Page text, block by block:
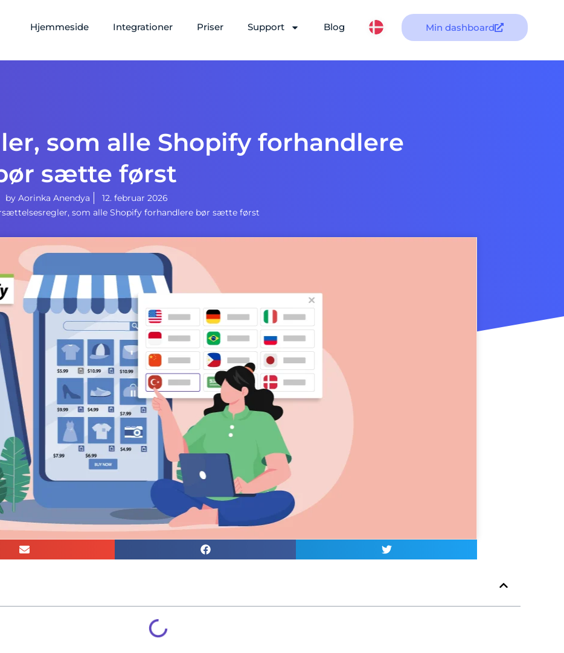
Hjemmeside Integrationer Priser Support Blog Min dashboard
som alle Shopify forhandlere
sætte først
by Aorinka Anendya
12. februar 2026
som alle Shopify forhandlere bør sætte først